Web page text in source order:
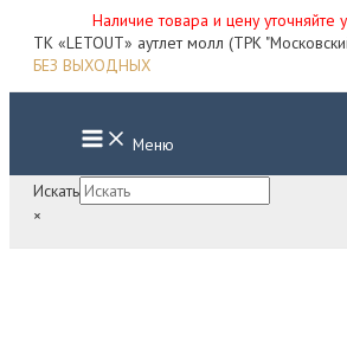
Наличие товара и цену
Перейти
ТК «LETOUT» аутлет молл (ТРК
БЕЗ ВЫХОДНЫХ
Main
Menu Меню
Искать
×